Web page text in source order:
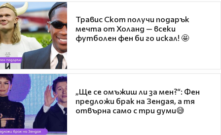
Травис Скот получи подарък
мечта от Холанд — всеки
футболен фен би го искал! 🤩
„Ще се омъжиш ли за мен?“: Фен
предложи брак на Зендая, а тя
отвърна само с три думи😅